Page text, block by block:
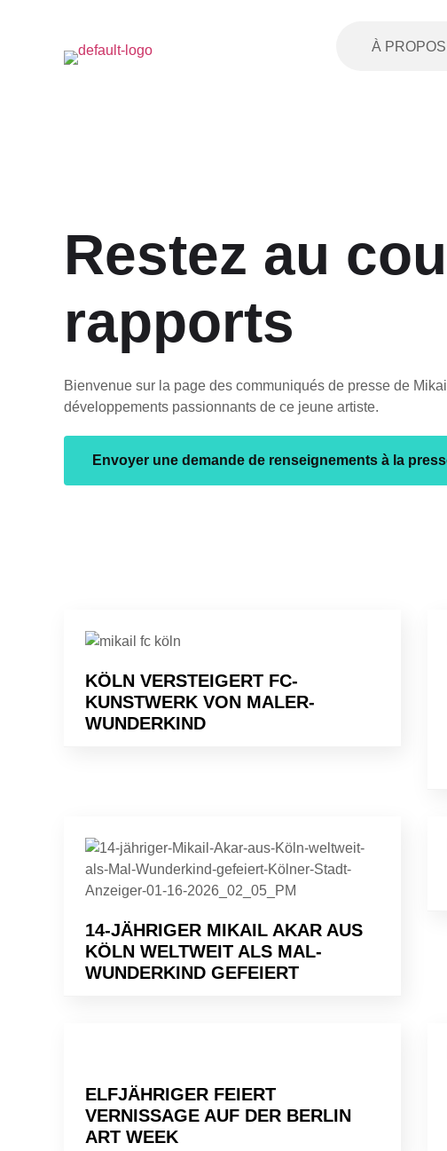
À PROPOS
Restez au
rapports
Bienvenue sur la page des communiqués de presse de
développements passionnants de ce jeune artiste.
Envoyer une demande de renseignements à la
KÖLN VERSTEIGERT FC-
KUNSTWERK VON MALER-
WUNDERKIND
14-JÄHRIGER MIKAIL AKAR AUS
KÖLN WELTWEIT ALS MAL-
WUNDERKIND GEFEIERT
ELFJÄHRIGER FEIERT
VERNISSAGE AUF DER BERLIN
ART WEEK